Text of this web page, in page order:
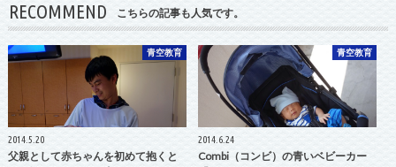
RECOMMEND こちらの記事も人気です。
青空教育
2014.5.20
父親として赤ちゃんを初めて抱くと
青空教育
2014.6.24
Combi（コンビ）の青いベビーカー